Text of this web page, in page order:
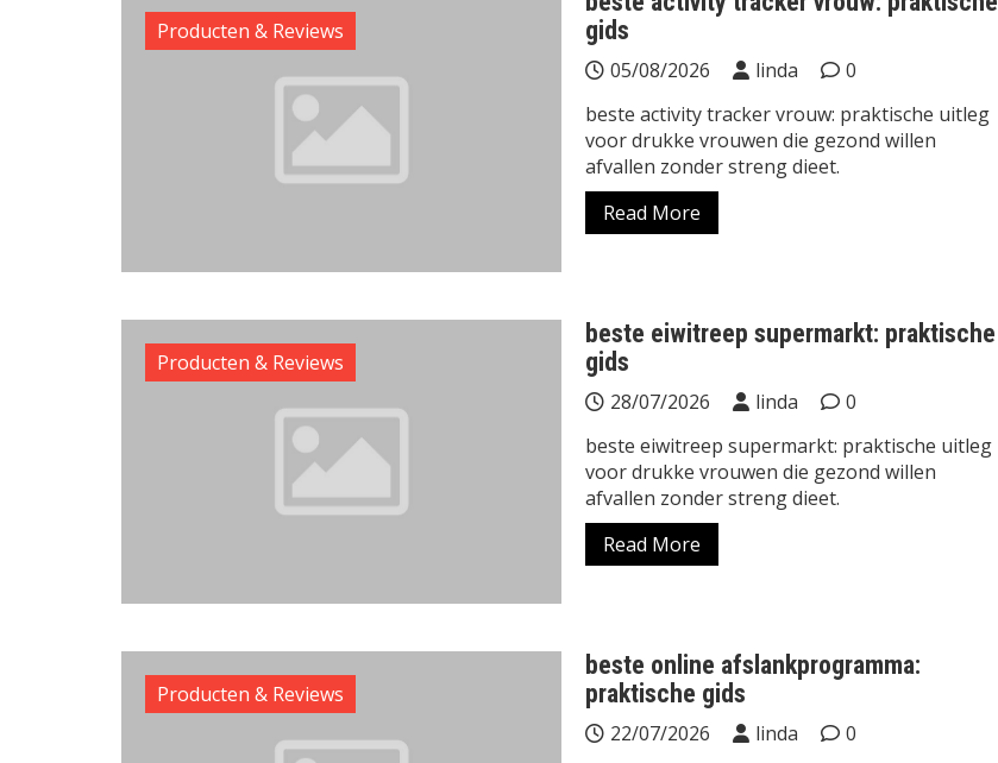
Producten & Reviews
gids
05/08/2026 linda
0
beste activity tracker vrouw: praktische uitleg
voor drukke vrouwen die gezond willen
afvallen zonder streng dieet.
Read More
Producten & Reviews
beste eiwitreep supermarkt: praktische
gids
28/07/2026 linda
0
beste eiwitreep supermarkt: praktische uitleg
voor drukke vrouwen die gezond willen
afvallen zonder streng dieet.
Read More
Producten & Reviews
beste online afslankprogramma:
praktische gids
22/07/2026 linda
0